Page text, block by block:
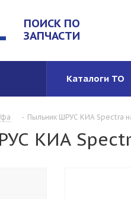
ПОИСК ПО
ЗАПЧАСТИ
Каталоги ТО
- Пыльник ШРУС КИА Spectra
КИА